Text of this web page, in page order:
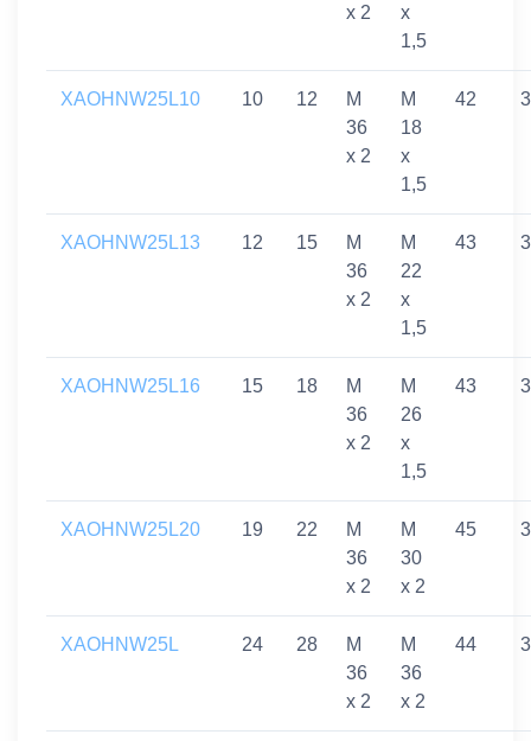
x 2
x
1,5
XAOHNW25L10 10 12
M
36
x 2
M
18
x
1,5
42
XAOHNW25L13 12 15
M
36
x 2
M
22
x
1,5
43
XAOHNW25L16 15 18
M
36
x 2
M
26
x
1,5
43
XAOHNW25L20 19 22
M
36
x 2
M
30
x 2
45
XAOHNW25L 24 28
M
36
x 2
M
36
x 2
44